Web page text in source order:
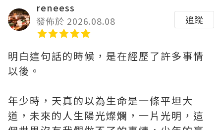
reneess
發佈於 2026.08.08
追蹤
明白這句話的時候，是在經歷了許多事情
以後。
年少時，天真的以為生命是一條平坦大
道，未來的人生陽光燦爛，一片光明，這